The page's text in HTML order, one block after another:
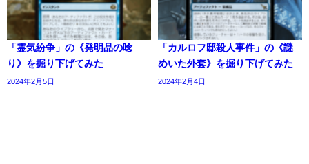
「霊気紛争」の《発明品の唸
り》を掘り下げてみた
2024年2月5日
「カルロフ邸殺人事件」の《謎
めいた外套》を掘り下げてみた
2024年2月4日